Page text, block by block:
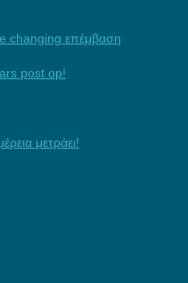
changing επέμβαση
post op!
μετράει!